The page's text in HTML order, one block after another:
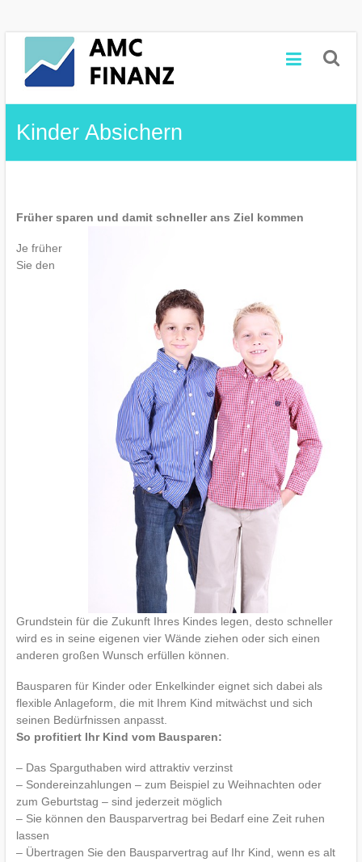
Zum
springen
AMC
Finanz
und
-
vermittlung
Kinder Absichern
Früher sparen und damit schneller ans Ziel kommen
Je früher
Sie den
Grundstein für die Zukunft Ihres Kindes legen, desto schneller
wird es in seine eigenen vier Wände ziehen oder sich einen
anderen großen Wunsch erfüllen können.
Bausparen für Kinder oder Enkelkinder eignet sich dabei als
flexible Anlageform, die mit Ihrem Kind mitwächst und sich
seinen Bedürfnissen anpasst.
So profitiert Ihr Kind vom Bausparen:
– Das Sparguthaben wird attraktiv verzinst
– Sondereinzahlungen – zum Beispiel zu Weihnachten oder
zum Geburtstag – sind jederzeit möglich
– Sie können den Bausparvertrag bei Bedarf eine Zeit ruhen
lassen
– Übertragen Sie den Bausparvertrag auf Ihr Kind, wenn es alt